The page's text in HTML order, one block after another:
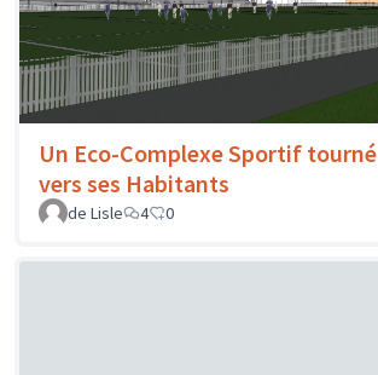
Un Eco-Complexe Sportif tourné
vers ses Habitants
de Lisle
4 0